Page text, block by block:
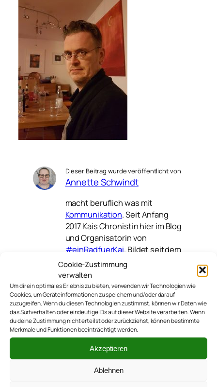
Cookie-Zustimmung
verwalten
Um dir ein optimales Erlebnis zu bieten, verwenden wir Technologien wie
Cookies, um Geräteinformationen zu speichern und/oder darauf
zuzugreifen. Wenn du diesen Technologien zustimmst, können wir Daten wie
das Surfverhalten oder eindeutige IDs auf dieser Website verarbeiten. Wenn
du deine Zustimmung nicht erteilst oder zurückziehst, können bestimmte
Merkmale und Funktionen beeinträchtigt werden.
Akzeptieren
Ablehnen
Dieser Beitrag wurde veröffentlicht von
Annette Schwindt
macht beruflich was mit
Kommunikation. Seit Anfang
2017 Kais Chronistin hier im Blog
und Organisatorin von
#einRadfuerKai. Bildet seitdem
mit Kai und ihrem Mann Thomas
#teamsutsche. Schreibt sonst
nochauf verschiedenen
anderen Blogs.